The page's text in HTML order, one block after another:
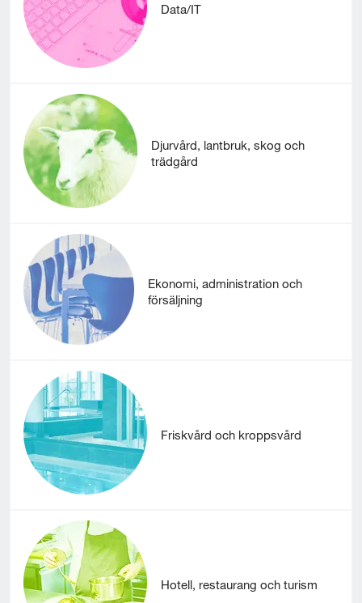
Data/IT
Djurvård, lantbruk, skog och
trädgård
Ekonomi, administration och
försäljning
Friskvård och kroppsvård
Hotell, restaurang och turism